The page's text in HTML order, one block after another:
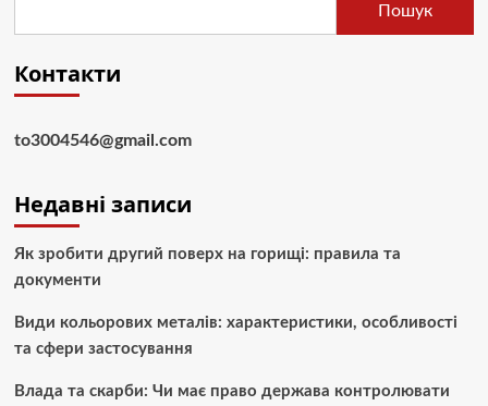
Пошук
Контакти
to3004546@gmail.com
Недавні записи
Як зробити другий поверх на горищі: правила та
документи
Види кольорових металів: характеристики, особливості
та сфери застосування
Влада та скарби: Чи має право держава контролювати